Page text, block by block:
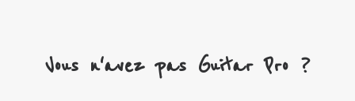
Vous n'avez pas Guitar Pro ?